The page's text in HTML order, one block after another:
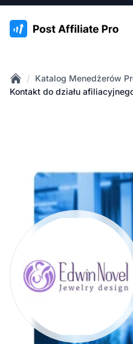
:site.title
Home
/ Katalog Menedżerów
Kontakt do działu